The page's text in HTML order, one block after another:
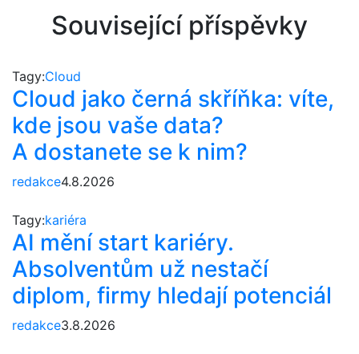
Související příspěvky
Tagy:Cloud
Cloud jako černá skříňka: víte,
kde jsou vaše data?
A dostanete se k nim?
redakce4.8.2026
Tagy:kariéra
AI mění start kariéry.
Absolventům už nestačí
diplom, firmy hledají potenciál
redakce3.8.2026